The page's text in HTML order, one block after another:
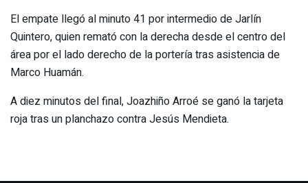
El empate llegó al minuto 41 por intermedio de Jarlín
Quintero, quien remató con la derecha desde el centro del
área por el lado derecho de la portería tras asistencia de
Marco Huamán.
A diez minutos del final, Joazhiño Arroé se ganó la tarjeta
roja tras un planchazo contra Jesús Mendieta.